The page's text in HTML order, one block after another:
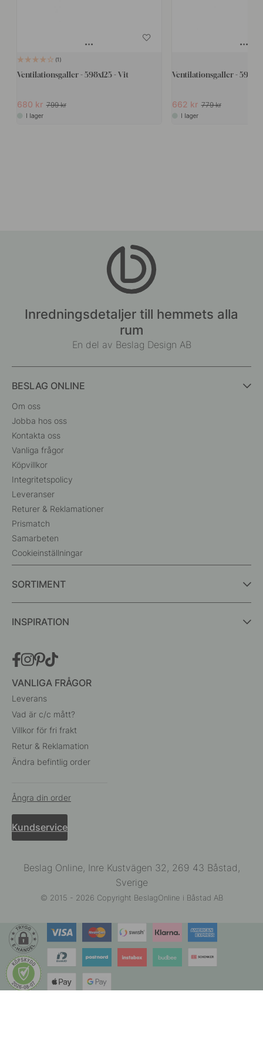
1
Ventilationsgaller - 598x125 - Vit
680 kr 799 kr
I lager
Ventilationsgaller -
662 kr 779 kr
I lager
Inredningsdetaljer till hemmets alla
rum
En del av Beslag Design AB
BESLAG ONLINE
Om oss
Jobba hos oss
Kontakta oss
Vanliga frågor
Köpvillkor
Integritetspolicy
Leveranser
Returer & Reklamationer
Prismatch
Samarbeten
Cookieinställningar
SORTIMENT
INSPIRATION
VANLIGA FRÅGOR
Leverans
Vad är c/c mått?
Villkor för fri frakt
Retur & Reklamation
Ändra befintlig order
Ångra din order
Kundservice
Beslag Online, Inre Kustvägen 32, 269 43 Båstad,
Sverige
© 2015 - 2026 Copyright BeslagOnline i Båstad AB